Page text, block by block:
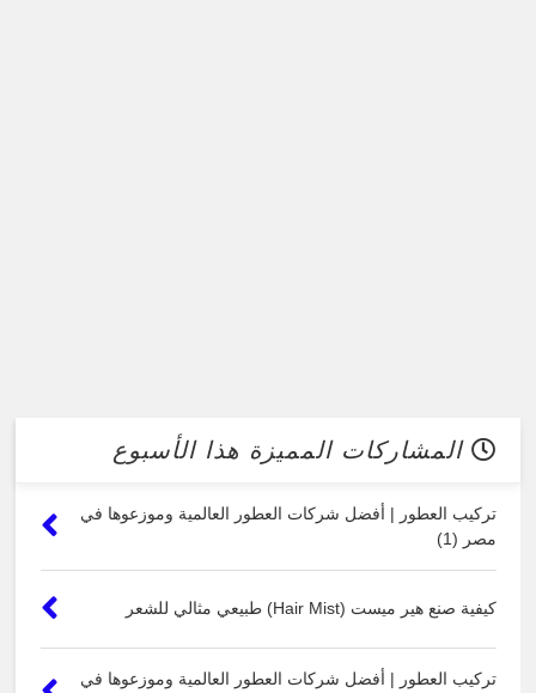
المشاركات المميزة هذا الأسبوع
تركيب العطور | أفضل شركات العطور العالمية وموزعوها في
مصر (1)
كيفية صنع هير ميست (Hair Mist) طبيعي مثالي للشعر
تركيب العطور | أفضل شركات العطور العالمية وموزعوها في